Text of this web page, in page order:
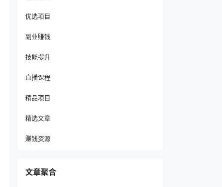
优选项目
副业赚钱
技能提升
直播课程
精品项目
精选文章
赚钱资源
文章聚合